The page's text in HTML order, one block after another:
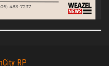
RP